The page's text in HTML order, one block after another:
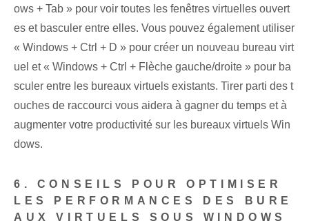
ows + Tab » pour ⁣voir⁣ toutes les fenêtres virtuelles ouvert
es⁢ et basculer ⁢entre elles. Vous pouvez également utiliser
« Windows + Ctrl + D » pour créer un nouveau bureau virt
uel et « Windows + Ctrl + Flèche gauche/droite » pour ba
sculer entre les bureaux virtuels existants. Tirer parti des t
ouches de raccourci vous aidera à gagner du temps et à
augmenter votre productivité sur les bureaux virtuels Win
dows.
6. CONSEILS POUR OPTIMISER
LES PERFORMANCES DES BURE
AUX VIRTUELS SOUS WINDOWS